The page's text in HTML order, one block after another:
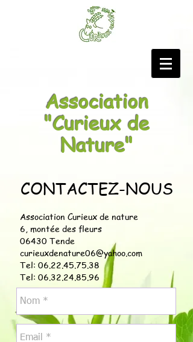
Association
"Curieux de
Nature"
CONTACTEZ-NOUS
Association Curieux de nature
6, montée des fleurs
06430 Tende
curieuxdenature06@yahoo.com
Tel: 06.22.45.75.38
Tel: 06.32.24.85.96